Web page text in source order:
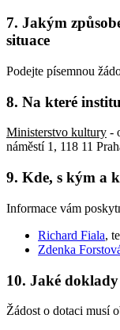
7. Jakým
situace
Podejte písemnou
8. Na které
Ministerstvo kultury -
náměstí 1, 118 11
9. Kde, s kým a
Informace vám
Richard Fiala,
Zdenka
10. Jaké
Žádost o dotaci musí